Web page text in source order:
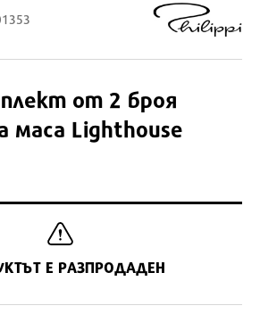
от 2 броя
маса Lighthouse
Е РАЗПРОДАДЕН